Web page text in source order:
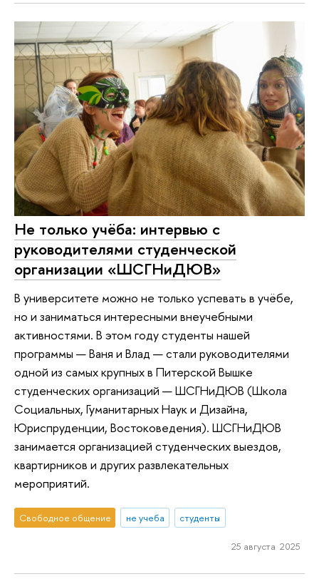
Не только учёба: интервью с
руководителями студенческой
организации «ШСГНиДЮВ»
В университете можно не только успевать в учёбе,
но и заниматься интересными внеучебными
активностями. В этом году студенты нашей
программы — Ваня и Влад — стали руководителями
одной из самых крупных в Питерской Вышке
студенческих организаций — ШСГНиДЮВ (Школа
Социальных, Гуманитарных Наук и Дизайна,
Юриспруденции, Востоковедения). ШСГНиДЮВ
занимается организацией студенческих выездов,
квартирников и других развлекательных
мероприятий.
Свободное общение не учеба студенты
25 августа 2025